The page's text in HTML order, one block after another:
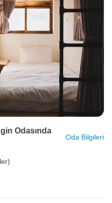
Odasında
Oda Bilgileri